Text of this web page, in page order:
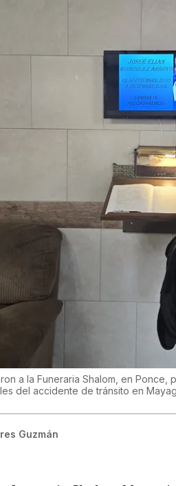
a la Funeraria Shalom, en Ponce,
del accidente de tránsito en
Guzmán